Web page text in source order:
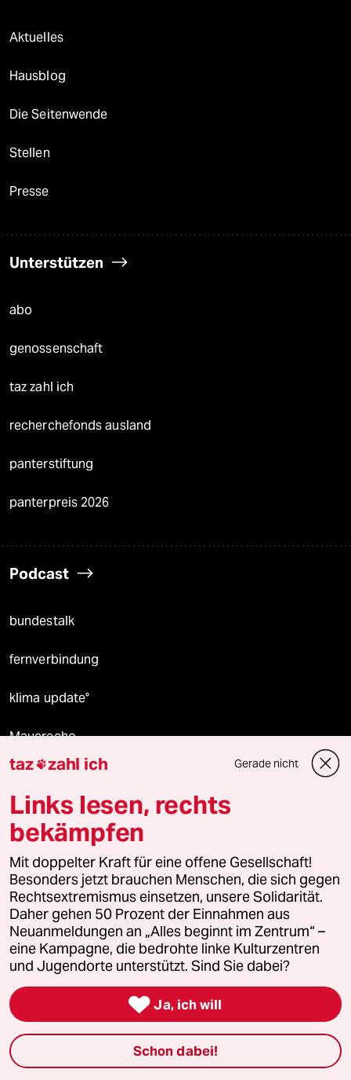
Aktuelles
Hausblog
Die Seitenwende
Stellen
Presse
Unterstützen
abo
genossenschaft
taz zahl ich
recherchefonds ausland
panterstiftung
panterpreis 2026
Podcast
bundestalk
fernverbindung
klima update°
Mauerecho
Freie Rede
reingehen
Newsletter
team zukunft
taz frisch
taz zahl ich
taz lab Infobrief
taz zahl ich Gerade nicht
Links lesen, rechts
bekämpfen
Mit doppelter Kraft für eine offene Gesellschaft!
Besonders jetzt brauchen Menschen, die sich gegen
Rechtsextremismus einsetzen, unsere Solidarität.
Daher gehen 50 Prozent der Einnahmen aus
Neuanmeldungen an „Alles beginnt im Zentrum“ –
eine Kampagne, die bedrohte linke Kulturzentren
und Jugendorte unterstützt. Sind Sie dabei?
 Ja, ich will
Schon dabei!